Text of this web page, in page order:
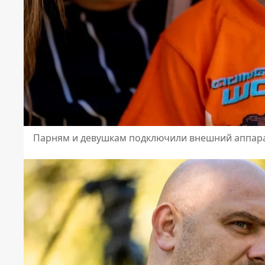
Парням и девушкам подключили внешний